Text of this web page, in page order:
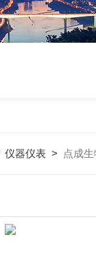
仪器仪表> 点成